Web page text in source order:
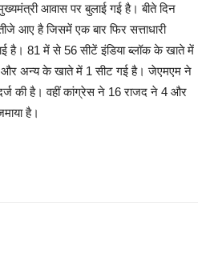
आवास पर बुलाई गई है। बीते दिन
आए है जिसमें एक बार फिर सत्ताधारी
है। 81 में से 56 सीटें इंडिया ब्लॉक के खाते में
और अन्य के खाते में 1 सीट गई है। जेएमएम ने
की है। वहीं कांग्रेस ने 16 राजद ने 4 और
है।